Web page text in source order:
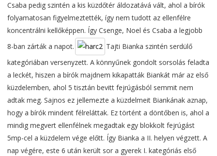
Csaba pedig szintén a kis küzdőtér áldozatává vált, ahol a bírók
folyamatosan figyelmeztették, így nem tudott az ellenfélre
koncentrálni kellőképpen. Így Csenge, Noel és Csaba a legjobb
8-ban zárták a napot.
Tajti Bianka szintén serdülő
kategóriában versenyzett. A könnyűnek gondolt sorsolás feladta
a leckét, hiszen a bírók majdnem kikapatták Biankát már az első
küzdelemben, ahol 5 tisztán bevitt fejrúgásból semmit nem
adtak meg. Sajnos ez jellemezte a küzdelmeit Biankának aznap,
hogy a bírók mindent félreláttak. Ez történt a döntőben is, ahol a
mindig megvert ellenfélnek megadtak egy blokkolt fejrúgást
5mp-cel a küzdelem vége előtt. Így Bianka a II. helyen végzett. A
nap végére, este 6 után került sor a gyerek I. kategóriás első